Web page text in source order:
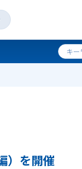
）を開催